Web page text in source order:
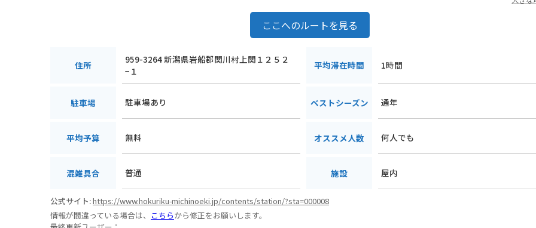
ここへのルートを見る
住所
959-3264 新潟県岩船郡関川村上関１２５２
−１
平均滞在時間 1時間
駐車場 駐車場あり ベストシーズン 通年
平均予算 無料 オススメ人数 何人でも
混雑具合 普通 施設 屋内
公式サイト:https://www.hokuriku-michinoeki.jp/contents/station/?sta=000008
情報が間違っている場合は、 こちらから修正をお願いします。